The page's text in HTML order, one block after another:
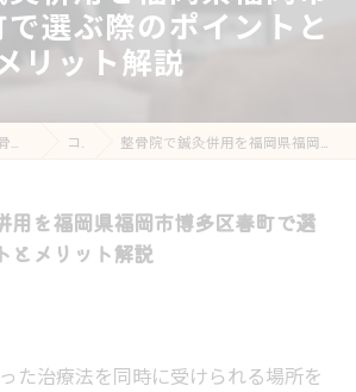
選ぶ際のポイントと
リット解説
コラム 整骨院で鍼灸併用を福岡県福岡市博多区春町で選ぶ際のポイントとメリット解説
用を福岡県福岡市博多区春町で選
とメリット解説
た治療法を同時に受けられる場所を